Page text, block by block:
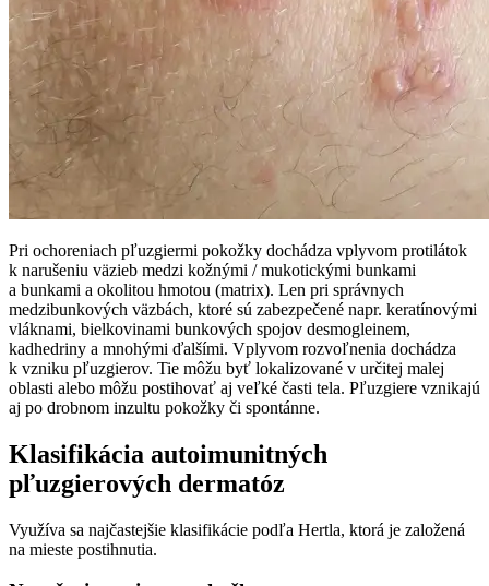
Pri ochoreniach pľuzgiermi pokožky dochádza vplyvom protilátok
k narušeniu väzieb medzi kožnými / mukotickými bunkami
a bunkami a okolitou hmotou (matrix). Len pri správnych
medzibunkových väzbách, ktoré sú zabezpečené napr. keratínovými
vláknami, bielkovinami bunkových spojov desmogleinem,
kadhedriny a mnohými ďalšími. Vplyvom rozvoľnenia dochádza
k vzniku pľuzgierov. Tie môžu byť lokalizované v určitej malej
oblasti alebo môžu postihovať aj veľké časti tela. Pľuzgiere vznikajú
aj po drobnom inzultu pokožky či spontánne.
Klasifikácia autoimunitných
pľuzgierových dermatóz
Využíva sa najčastejšie klasifikácie podľa Hertla, ktorá je založená
na mieste postihnutia.